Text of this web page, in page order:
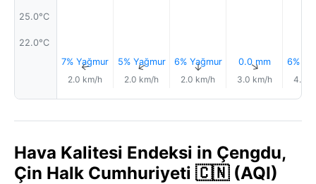
25.0°C
22.0°C
7% Yağmur
↑
2.0 km/h
5% Yağmur
↑
2.0 km/h
6% Yağmur
↑
2.0 km/h
0.0 mm
↑
3.0 km/h
6%
4.0
Hava Kalitesi Endeksi in Çengdu,
Çin Halk Cumhuriyeti 🇨🇳 (AQI)